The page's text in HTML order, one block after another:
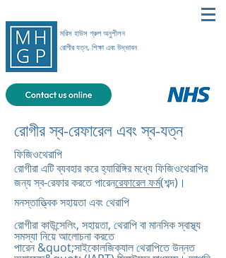
মরিস হাউস গ্রুপ অনুশীলন
রোগীর যত্ন, শিক্ষা এবং উদ্ভাবন
রোগীর স্ব-রেফারেল এবং স্ব-যত্ন
ফিজিওথেরাপি
রোগীরা এটি ব্যবহার করে হ্যারিঙ্গির মধ্যে ফিজিওথেরাপির
জন্য স্ব-রেফার করতে পারেনরেফারেল ফর্ম(শব্দ)।
মনস্তাত্ত্বিক সহায়তা এবং থেরাপি​
রোগীরা কাউন্সেলিং, সহায়তা, থেরাপি বা মানসিক স্বাস্থ্য
সমস্যা নিয়ে আলোচনা করতে
পারেন &quot;সাইকোলজিক্যাল থেরাপিতে উন্নত